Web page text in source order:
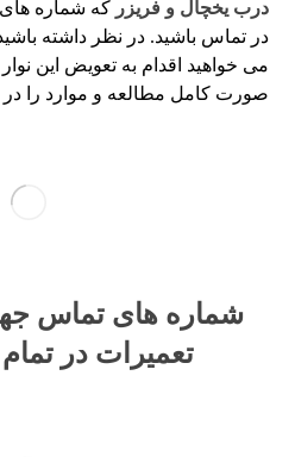
درب یخچال و فریزر که شماره های
در تماس باشید. در نظر داشته
می خواهید اقدام به تعویض این نوار
صورت کامل مطالعه و موارد را در
شماره های تماس​
تعمیرات در